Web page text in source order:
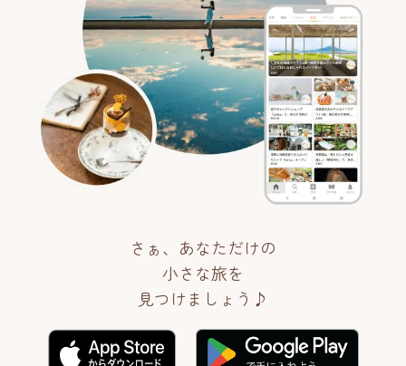
さぁ、あなただけの
小さな旅を
見つけましょう♪